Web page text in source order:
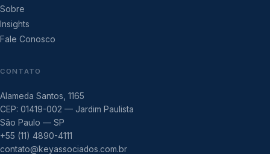
Sobre
Insights
Fale Conosco
CONTATO
Alameda Santos, 1165
CEP: 01419-002 — Jardim Paulista
São Paulo — SP
+55 (11) 4890-4111
contato@keyassociados.com.br